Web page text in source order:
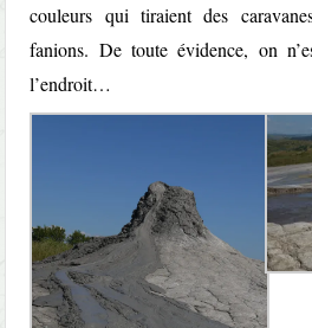
couleurs qui tiraient des
fanions. De toute évidence, on
l’endroit…